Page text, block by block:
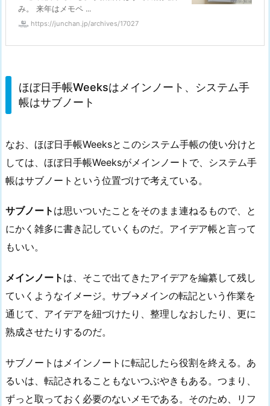
み。 来年はメモペ ...
https://junchan.jp/archives/17027
ほぼ日手帳Weeksはメインノート、システム手
帳はサブノート
なお、ほぼ日手帳Weeksとこのシステム手帳の使い分けと
しては、ほぼ日手帳Weeksがメインノートで、システム手
帳はサブノートという位置づけで考えている。
サブノート は思いついたことをそのまま連ねるもので、と
にかく雑多に書き記していくものだ。アイデア帳と言って
もいい。
メインノート は、そこで出てきたアイデアを編纂して残し
ていくようなイメージ。サブ→メインの転記という作業を
通じて、アイデアを紐づけたり、整理しなおしたり、更に
熟成させたりするのだ。
サブノートはメインノートに転記したら役割を終える。あ
るいは、転記されることもないつぶやきもある。つまり、
ずっと取っておく必要のないメモである。そのため、リフ